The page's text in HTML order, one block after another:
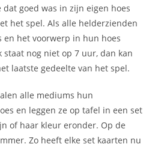
goed was in zijn eigen hoes
het spel. Als alle helderzienden
en het voorwerp in hun hoes
nog niet op 7 uur, dan kan
laatste gedeelte van het spel.
alle mediums hun
en leggen ze op tafel in een set
of haar kleur eronder. Op de
Zo heeft elke set kaarten nu